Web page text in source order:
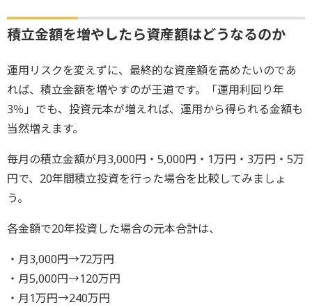
積立金額を増やしたら資産額はどうなるのか
運用リスクを変えずに、最終的な資産額を高めたいのであ
れば、積立金額を増やすのが王道です。「運用利回り年
3％」でも、投資元本が増えれば、運用から得られる金額も
当然増えます。
毎月の積立金額が月3,000円・5,000円・1万円・3万円・5万
円で、20年間積立投資を行った場合を比較してみましょ
う。
各金額で20年投資した場合の元本合計は、
・月3,000円→72万円
・月5,000円→120万円
・月1万円→240万円